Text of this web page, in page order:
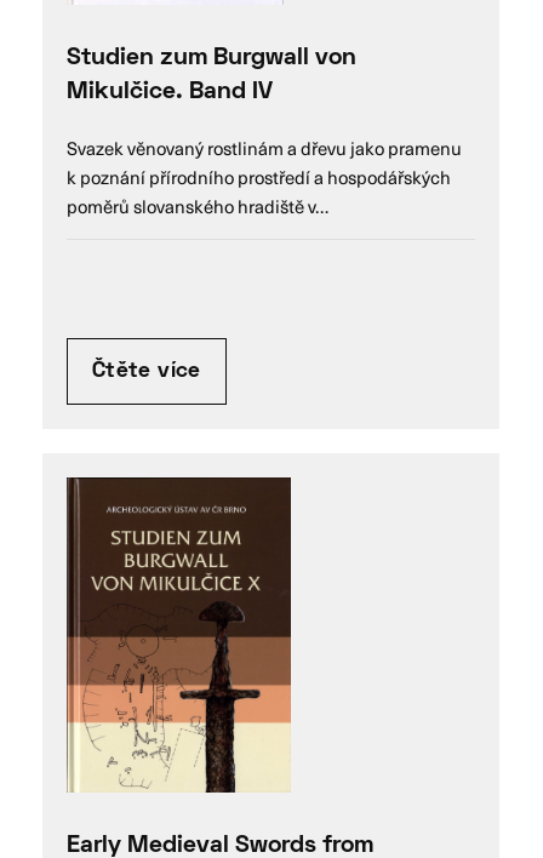
Studien zum Burgwall von
Mikulčice. Band IV
Svazek věnovaný rostlinám a dřevu jako pramenu
k poznání přírodního prostředí a hospodářských
poměrů slovanského hradiště v…
Čtěte více
Early Medieval Swords from